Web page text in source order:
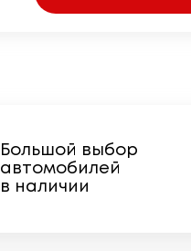
Большой выбор
автомобилей
в наличии